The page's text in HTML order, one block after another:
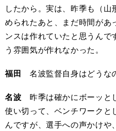
したから。実は、昨季も（
められたあと、まだ時間があ
ンスは作れていたと思うんで
う雰囲気が作れなかった。
福田 名波監督自身はどうな
名波 昨季は確かにボーッと
使い切って、ベンチワークと
んですが、選手への声かけや